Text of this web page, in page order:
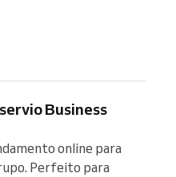
Business
online para
Perfeito para